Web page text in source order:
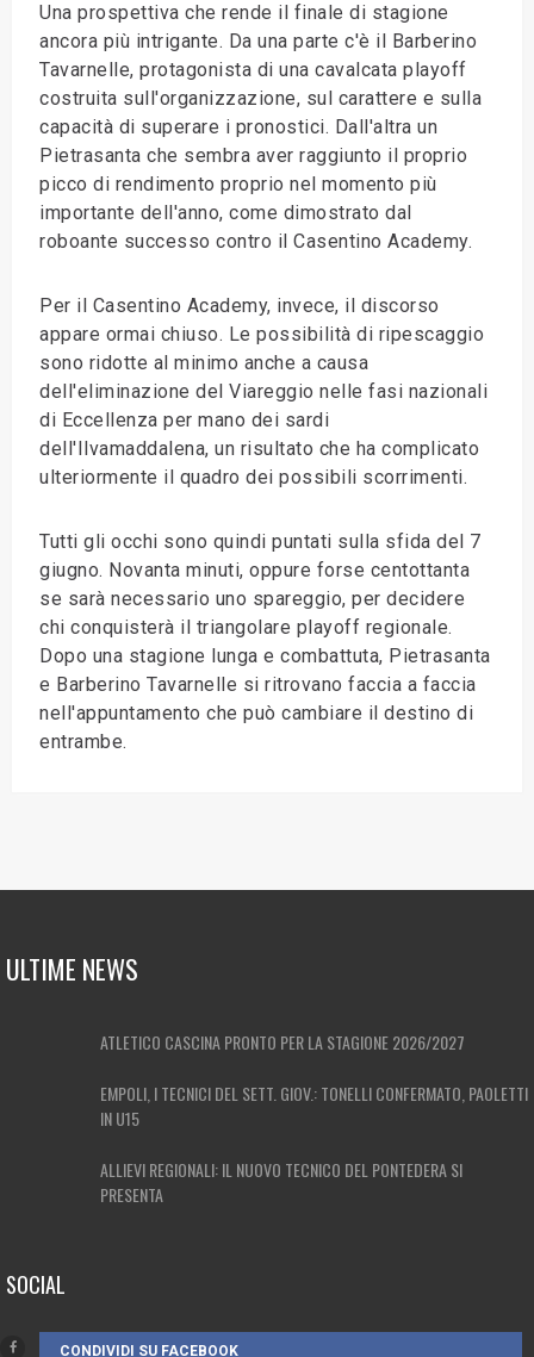
Una prospettiva che rende il finale di stagione
ancora più intrigante. Da una parte c'è il Barberino
Tavarnelle, protagonista di una cavalcata playoff
costruita sull'organizzazione, sul carattere e sulla
capacità di superare i pronostici. Dall'altra un
Pietrasanta che sembra aver raggiunto il proprio
picco di rendimento proprio nel momento più
importante dell'anno, come dimostrato dal
roboante successo contro il Casentino Academy.
Per il Casentino Academy, invece, il discorso
appare ormai chiuso. Le possibilità di ripescaggio
sono ridotte al minimo anche a causa
dell'eliminazione del Viareggio nelle fasi nazionali
di Eccellenza per mano dei sardi
dell'Ilvamaddalena, un risultato che ha complicato
ulteriormente il quadro dei possibili scorrimenti.
Tutti gli occhi sono quindi puntati sulla sfida del 7
giugno. Novanta minuti, oppure forse centottanta
se sarà necessario uno spareggio, per decidere
chi conquisterà il triangolare playoff regionale.
Dopo una stagione lunga e combattuta, Pietrasanta
e Barberino Tavarnelle si ritrovano faccia a faccia
nell'appuntamento che può cambiare il destino di
entrambe.
ULTIME NEWS
ATLETICO CASCINA PRONTO PER LA STAGIONE 2026/2027
EMPOLI, I TECNICI DEL SETT. GIOV.: TONELLI CONFERMATO, PAOLETTI
IN U15
ALLIEVI REGIONALI: IL NUOVO TECNICO DEL PONTEDERA SI
PRESENTA
SOCIAL
CONDIVIDI SU FACEBOOK